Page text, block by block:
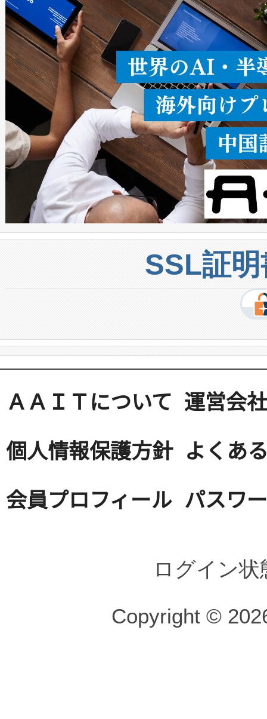
うにします。遠距離まで届く
密度なスキャ […]
SSL証
ＡＡＩＴについて 運営会社
個人情報保護方針 よくあ
会員プロフィール パスワ
ログイン
Copyright ©